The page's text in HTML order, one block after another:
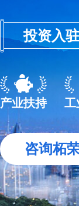
投资入
产业扶持 工
咨询柘